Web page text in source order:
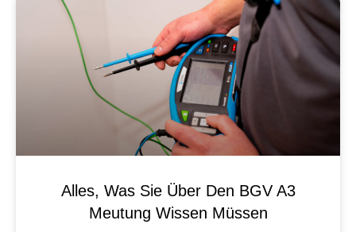
Alles, Was Sie Über Den BGV A3
Meutung Wissen Müssen